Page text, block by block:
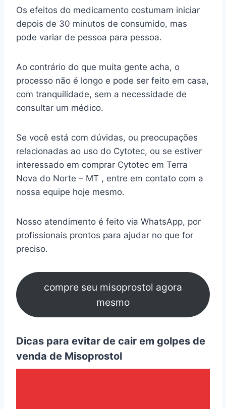
Os efeitos do medicamento costumam iniciar
depois de 30 minutos de consumido, mas
pode variar de pessoa para pessoa.
Ao contrário do que muita gente acha, o
processo não é longo e pode ser feito em casa,
com tranquilidade, sem a necessidade de
consultar um médico.
Se você está com dúvidas, ou preocupações
relacionadas ao uso do Cytotec, ou se estiver
interessado em comprar Cytotec em Terra
Nova do Norte – MT , entre em contato com a
nossa equipe hoje mesmo.
Nosso atendimento é feito via WhatsApp, por
profissionais prontos para ajudar no que for
preciso.
compre seu misoprostol agora
mesmo
Dicas para evitar de cair em golpes de
venda de Misoprostol